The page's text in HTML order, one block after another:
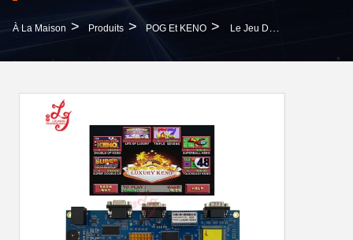
À La Maison > Produits > POG Et KENO > Le Jeu De Keno De Luxe Est En Vente